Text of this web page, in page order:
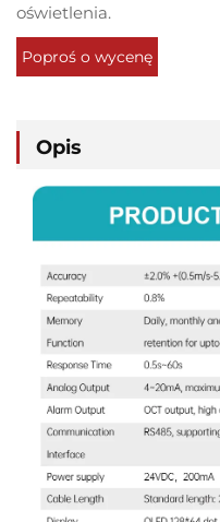
oświetlenia.
Poproś o wycenę
Opis